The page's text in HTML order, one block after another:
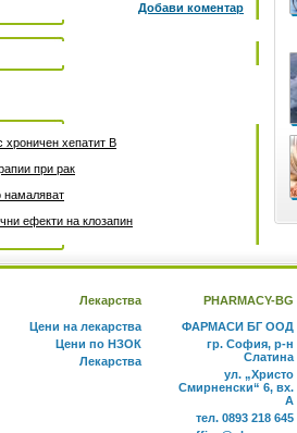
Добави коментар
хроничен хепатит B
при рак
намаляват
ефекти на клозапин
Лекарства
Цени на лекарства
Цени по НЗОК
Лекарства
PHARMACY-BG
ФАРМАСИ БГ ООД
гр. София, р-н
Слатина
ул. „Христо
Смирненски“ 6, вх.
А
тел. 0893 218 645